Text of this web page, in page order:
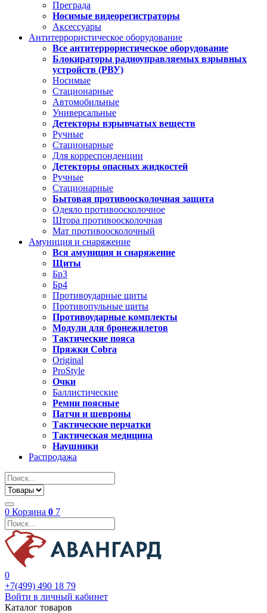
Преграда
Носимые видеорегистраторы
Аксессуары
Антитеррористическое оборудование
Все антитеррористическое оборудование
Блокираторы радиоуправляемых взрывных
устройств (РВУ)
Носимые
Стационарные
Автомобильные
Универсальные
Детекторы взрывчатых веществ
Ручные
Стационарные
Для корреспонденции
Детекторы опасных жидкостей
Ручные
Стационарные
Бытовая противоосколочная защита
Одеяло противоосколочное
Штора противоосколочная
Мат противоосколочный
Амуниция и снаряжение
Вся амуниция и снаряжение
Щиты
Бр3
Бр4
Противоударные щиты
Противопульные щиты
Противоударные комплекты
Модули для бронежилетов
Тактические пояса
Пряжки Cobra
Original
ProStyle
Очки
Баллистические
Ремни поясные
Патчи и шевроны
Тактические перчатки
Тактическая медицина
Наушники
Распродажа
0 Корзина 0 7
0
+7(499) 490 18 79
Войти в личный кабинет
Каталог товаров